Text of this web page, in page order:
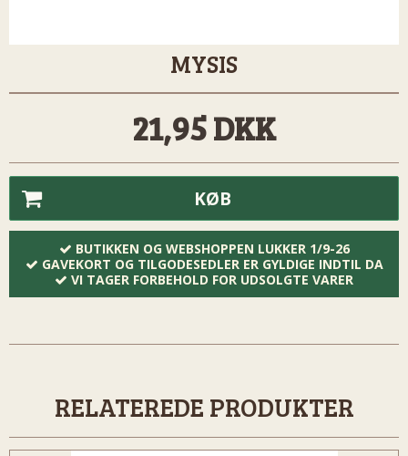
MYSIS
21,95 DKK
KØB
BUTIKKEN OG WEBSHOPPEN LUKKER 1/9-26
GAVEKORT OG TILGODESEDLER ER GYLDIGE INDTIL DA
VI TAGER FORBEHOLD FOR UDSOLGTE VARER
RELATEREDE PRODUKTER